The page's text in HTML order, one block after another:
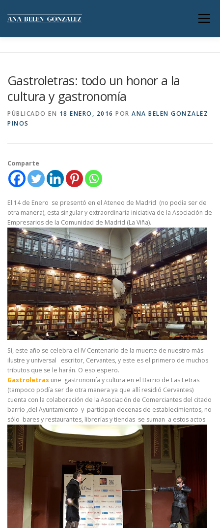
contenido
Menú
GALERÍA DE IMÁGENES BLOG
Gastroletras: todo un honor a la
cultura y gastronomía
PÚBLICADO EN 18 ENERO, 2016 POR ANA BELEN GONZALEZ
PINOS
Comparte
El 14 de Enero se presentó en el Ateneo de Madrid (no podía ser de
otra manera), esta singular y extraordinaria iniciativa de la Asociación de
Empresarios de la Comunidad de Madrid (La Viña).
Sí, este año se celebra el IV Centenario de la muerte de nuestro más
ilustre y universal escritor, Cervantes, y este es el primero de muchos
tributos que se le harán. O eso espero.
Gastroletras une gastronomía y cultura en el Barrio de Las Letras
(tampoco podía ser de otra manera ya que allí residió Cervantes)
cuenta con la colaboración de la Asociación de Comerciantes del citado
barrio ,del Ayuntamiento y participan decenas de establecimientos, no
sólo bares y restaurantes, librerías y tiendas se suman a estos actos.